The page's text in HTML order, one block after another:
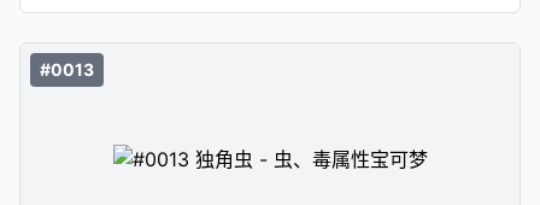
#0013